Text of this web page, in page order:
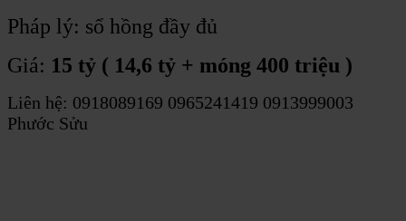
Pháp lý: sổ hồng đầy đủ
Giá: 15 tỷ ( 14,6 tỷ + móng 400 triệu )
Liên hệ: 0918089169 0965241419 0913999003
Phước Sửu